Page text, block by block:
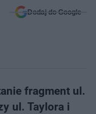
Dodaj do Google
fragment ul.
ul. Taylora i